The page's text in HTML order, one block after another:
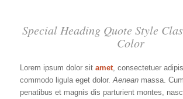
Special Heading Quote Style
Color
Lorem ipsum dolor sit amet, consectetuer
commodo ligula eget dolor.Aeneanmassa.
penatibus et magnis dis parturient montes,